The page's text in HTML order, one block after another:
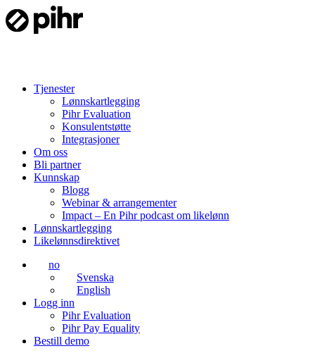
Tjenester
Lønnskartlegging
Pihr Evaluation
Konsulentstøtte
Integrasjoner
Om oss
Bli partner
Kunnskap
Blogg
Webinar & arrangementer
Impact – En Pihr podcast om likelønn
Lønnskartlegging
Likelønnsdirektivet
no
Svenska
English
Logg inn
Pihr Evaluation
Pihr Pay Equality
Bestill demo